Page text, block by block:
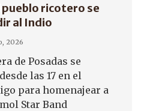
pueblo ricotero se
al Indio
2026
de Posadas se
las 17 en el
para homenajear a
Star Band